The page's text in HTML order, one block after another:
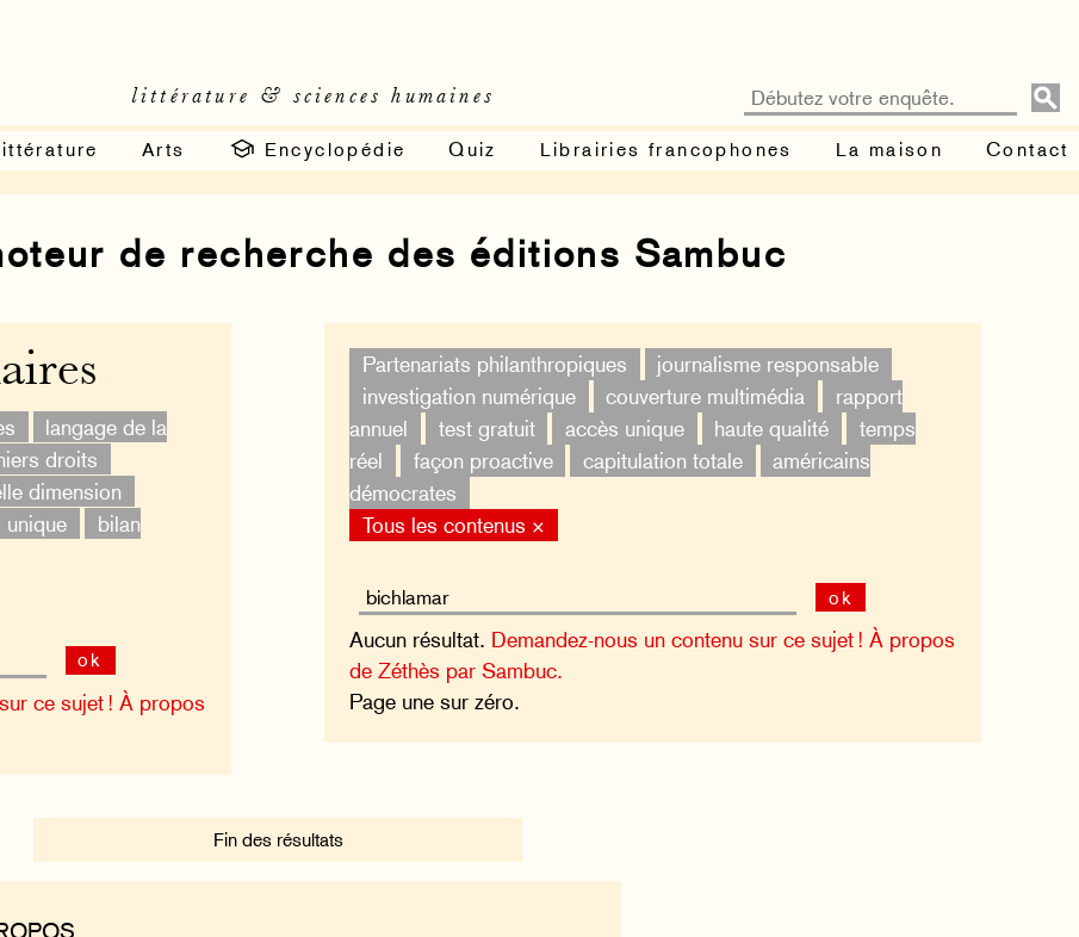
littérature & sciences humaines
Arts Encyclopédie Quiz Librairies francophones La maison Contact
de recherche des éditions Sambuc
Partenariats philanthropiques
journalisme responsable
investigation numérique
couverture multimédia
rapport
annuel
test gratuit accès unique haute qualité
temps
réel
façon proactive capitulation totale
américains
démocrates
Tous les contenus ×
ok
Aucun résultat. Demandez-nous un contenu sur ce sujet ! À propos
de Zéthès par Sambuc.
Page une sur zéro.
langage de la
droits
dimension
unique
bilan
ok
ce sujet ! À propos
Fin des résultats